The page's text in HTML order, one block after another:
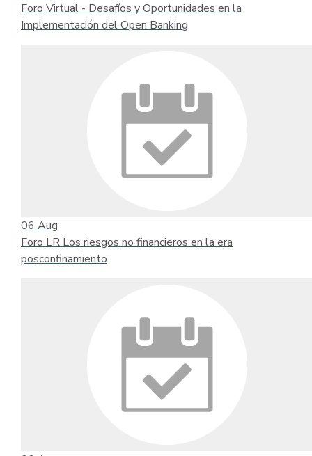
Foro Virtual - Desafíos y Oportunidades en la
Implementación del Open Banking
06 Aug
Foro LR Los riesgos no financieros en la era
posconfinamiento